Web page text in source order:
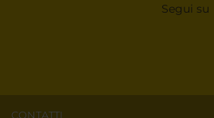
Segui su
CONTATTI